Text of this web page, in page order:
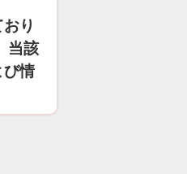
り
当該
び情